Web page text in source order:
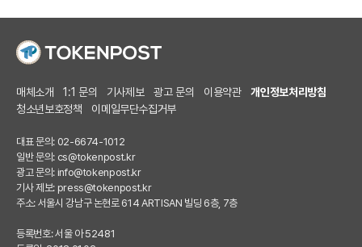
매체소개 1:1 문의 기사제보 광고 문의 이용약관
개인정보처리방침
청소년보호정책
이메일무단수집거부
대표 문의: 02-6674-1012
일반 문의: cs@tokenpost.kr
광고 문의: info@tokenpost.kr
기사 제보: press@tokenpost.kr
주소: 서울시 강남구 논현로 614 ARTISAN 빌딩 6층, 7층
등록번호: 서울 아 52481